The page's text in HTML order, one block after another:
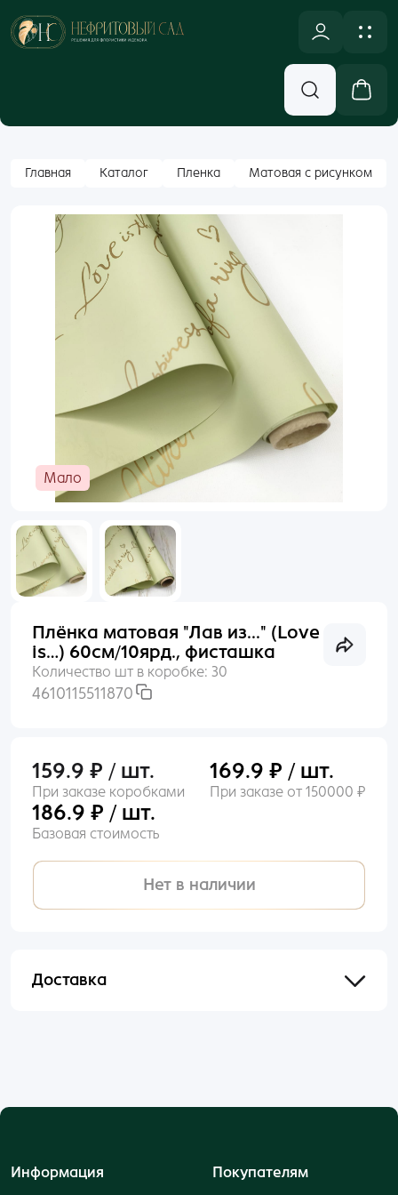
Кашпо и Коробки
Корзины
Лента
Новогодний ассортимент
Пакеты
Сухоцветы, Перья
Упаковочные материалы
Выгодное предложение
Новинки
Главная Каталог Пленка Матовая с рисунком
Мало
Плёнка матовая "Лав из..." (Love
is…) 60см/10ярд., фисташка
Количество шт в коробке: 30
4610115511870
159.9 ₽ / шт.
При заказе коробками
169.9 ₽ / шт.
При заказе от 150000 ₽
186.9 ₽ / шт.
Базовая стоимость
Нет в наличии
Доставка
Информация Покупателям
Пароль
Забыли пароль?
Раньше входили по номеру телефона?
Войти
Нет аккаунта?